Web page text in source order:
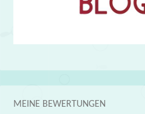
MEINE BEWERTUNGEN